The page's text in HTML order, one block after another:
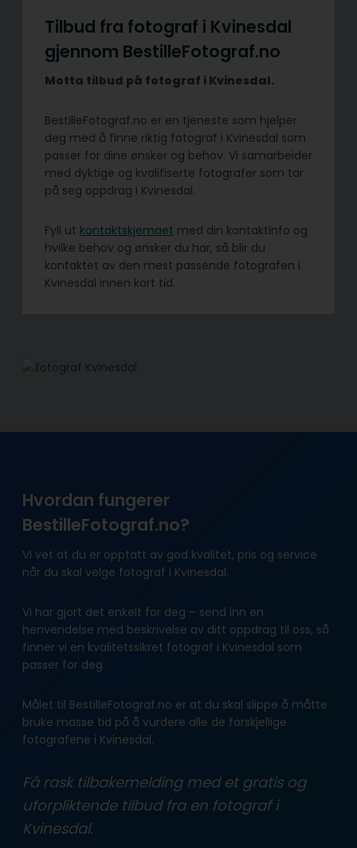
Tilbud fra fotograf i Kvinesdal
gjennom BestilleFotograf.no
Motta tilbud på fotograf i Kvinesdal.
BestilleFotograf.no er en tjeneste som hjelper
deg med å finne riktig fotograf i Kvinesdal som
passer for dine ønsker og behov. Vi samarbeider
med dyktige og kvalifiserte fotografer som tar
på seg oppdrag i Kvinesdal.
Fyll ut kontaktskjemaet med din kontaktinfo og
hvilke behov og ønsker du har, så blir du
kontaktet av den mest passende fotografen i
Kvinesdal innen kort tid.
Hvordan fungerer
BestilleFotograf.no?
Vi vet at du er opptatt av god kvalitet, pris og service
når du skal velge fotograf i Kvinesdal.
Vi har gjort det enkelt for deg – send inn en
henvendelse med beskrivelse av ditt oppdrag til oss, så
finner vi en kvalitetssikret fotograf i Kvinesdal som
passer for deg.
Målet til BestilleFotograf.no er at du skal slippe å måtte
bruke masse tid på å vurdere alle de forskjellige
fotografene i Kvinesdal.
Få rask tilbakemelding med et gratis og
uforpliktende tilbud fra en fotograf i
Kvinesdal.